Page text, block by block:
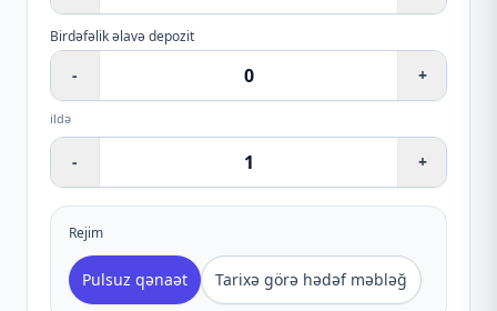
Birdəfəlik əlavə depozit
- +
ildə
- +
Rejim
Pulsuz qənaət Tarixə görə hədəf məbləğ